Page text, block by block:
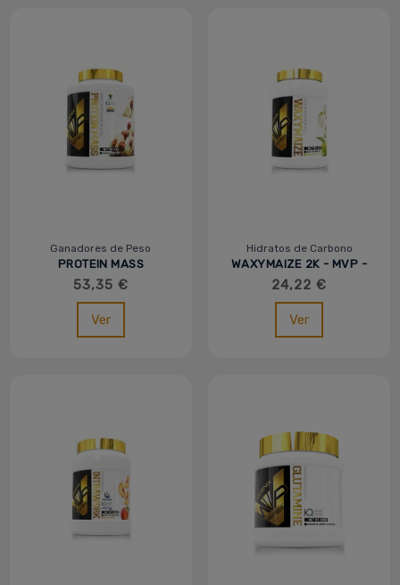
Ganadores de Peso
PROTEIN MASS
PROFESSIONAL 4KG -
MVP - IOGENIX
53,35 €
Ver
Hidratos de Carbono
WAXYMAIZE 2K - MVP -
IOGENIX
24,22 €
Ver